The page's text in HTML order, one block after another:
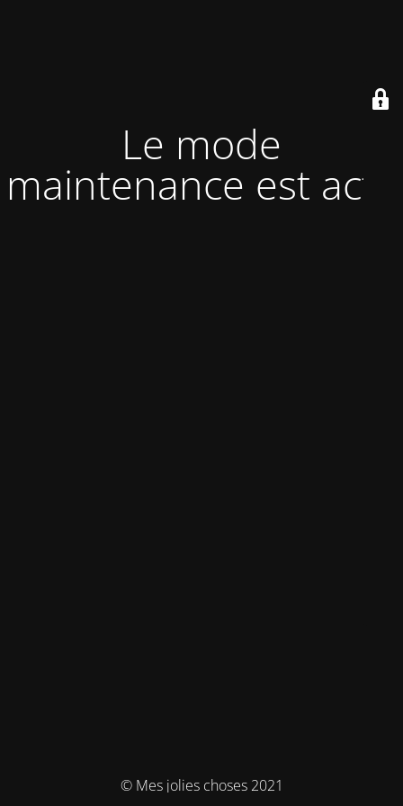
Le mode
maintenance est actif
© Mes jolies choses 2021